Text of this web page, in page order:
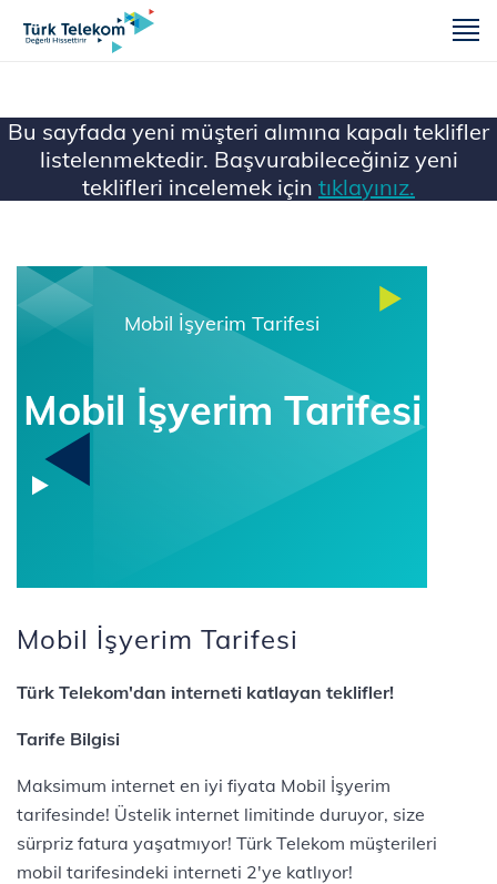
Bu sayfada yeni müşteri alımına kapalı teklifler
listelenmektedir. Başvurabileceğiniz yeni
teklifleri incelemek için tıklayınız.
Ana Sayfa Mobil
Mobil İşyerim Tarifesi
Mobil İşyerim Tarifesi
Mobil İşyerim Tarifesi
Türk Telekom'dan interneti katlayan teklifler!
Tarife Bilgisi
Maksimum internet en iyi fiyata Mobil İşyerim
tarifesinde! Üstelik internet limitinde duruyor, size
sürpriz fatura yaşatmıyor! Türk Telekom müşterileri
mobil tarifesindeki interneti 2'ye katlıyor!